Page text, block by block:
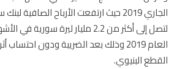
الجاري 2019 حيث ارتفعت الأرباح الصافية لبنك
لتصل إلى أكثر من 2.2 مليار ليرة سورية في
العام 2019 وذلك بعد الضريبة ودون احتساب أثر
البنيوي.